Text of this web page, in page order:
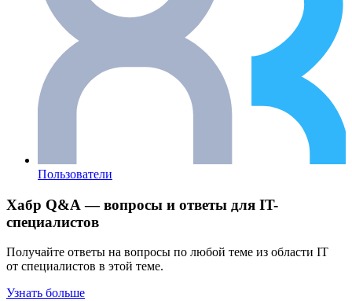
Пользователи
Хабр Q&A — вопросы и ответы для IT-
специалистов
Получайте ответы на вопросы по любой теме из области IT
от специалистов в этой теме.
Узнать больше